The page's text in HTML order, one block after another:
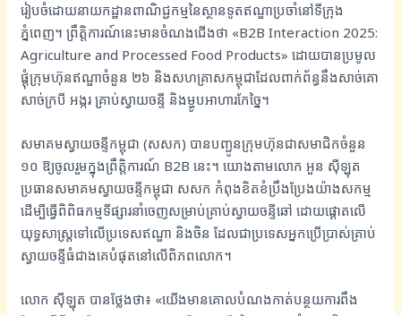
រៀបចំដោយនាយកដ្ឋានពាណិជ្ជកម្មនៃស្ថានទូតឥណ្ឌាប្រចាំនៅទីក្រុង
ភ្នំពេញ។ ព្រឹត្តិការណ៍នេះមានចំណងជើងថា «B2B Interaction 2025:
Agriculture and Processed Food Products» ដោយបានប្រមូល
ផ្ដុំក្រុមហ៊ុនឥណ្ឌាចំនួន ២៦ និងសហគ្រាសកម្ពុជាដែលពាក់ព័ន្ធនឹងសាច់គោ
សាច់ក្របី អង្ករ គ្រាប់ស្វាយចន្ទី និងម្ហូបអាហារកែច្នៃ។
សមាគមស្វាយចន្ទីកម្ពុជា (សសក) បានបញ្ជូនក្រុមហ៊ុនជាសមាជិកចំនួន
១០ ឱ្យចូលរួមក្នុងព្រឹត្តិការណ៍ B2B នេះ។ យោងតាមលោក អួន ស៊ីឡុត
ប្រធានសមាគមស្វាយចន្ទីកម្ពុជា សសក កំពុងខិតខំប្រឹងប្រែងយ៉ាងសកម្ម
ដើម្បីធ្វើពិពិធកម្មទីផ្សារនាំចេញសម្រាប់គ្រាប់ស្វាយចន្ទីឆៅ ដោយផ្តោតលើ
យុទ្ធសាស្ត្រទៅលើប្រទេសឥណ្ឌា និងចិន ដែលជាប្រទេសអ្នកប្រើប្រាស់គ្រាប់
ស្វាយចន្ទីធំជាងគេបំផុតនៅលើពិភពលោក។
លោក ស៊ីឡុត បានថ្លែងថា៖ «យើងមានគោលបំណងកាត់បន្ថយការពឹង